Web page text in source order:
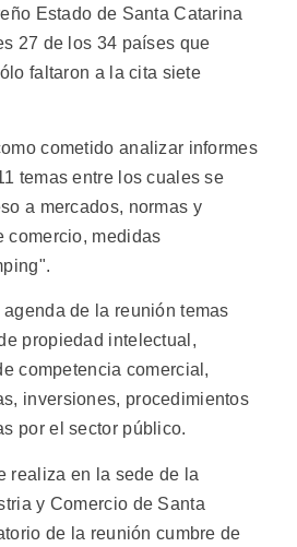
Estado de Santa Catarina
27 de los 34 países que
faltaron a la cita siete
cometido analizar informes
temas entre los cuales se
a mercados, normas y
comercio, medidas
de la reunión temas
propiedad intelectual,
competencia comercial,
inversiones, procedimientos
por el sector público.
realiza en la sede de la
y Comercio de Santa
de la reunión cumbre de